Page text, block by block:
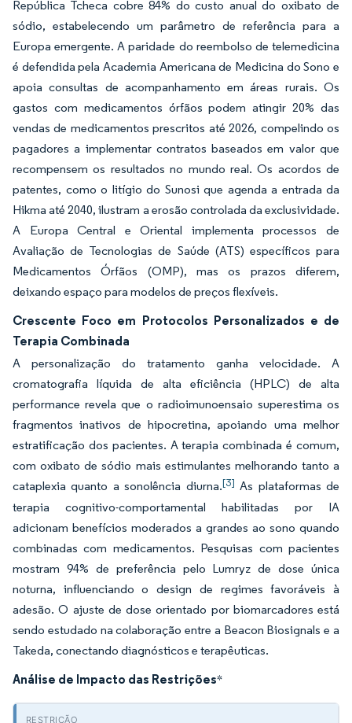
República Tcheca cobre 84% do custo anual do oxibato de
sódio, estabelecendo um parâmetro de referência para a
Europa emergente. A paridade do reembolso de telemedicina
é defendida pela Academia Americana de Medicina do Sono e
apoia consultas de acompanhamento em áreas rurais. Os
gastos com medicamentos órfãos podem atingir 20% das
vendas de medicamentos prescritos até 2026, compelindo os
pagadores a implementar contratos baseados em valor que
recompensem os resultados no mundo real. Os acordos de
patentes, como o litígio do Sunosi que agenda a entrada da
Hikma até 2040, ilustram a erosão controlada da exclusividade.
A Europa Central e Oriental implementa processos de
Avaliação de Tecnologias de Saúde (ATS) específicos para
Medicamentos Órfãos (OMP), mas os prazos diferem,
deixando espaço para modelos de preços flexíveis.
Crescente Foco em Protocolos Personalizados e de
Terapia Combinada
A personalização do tratamento ganha velocidade. A
cromatografia líquida de alta eficiência (HPLC) de alta
performance revela que o radioimunoensaio superestima os
fragmentos inativos de hipocretina, apoiando uma melhor
estratificação dos pacientes. A terapia combinada é comum,
com oxibato de sódio mais estimulantes melhorando tanto a
cataplexia quanto a sonolência diurna.[3] As plataformas de
terapia cognitivo-comportamental habilitadas por IA
adicionam benefícios moderados a grandes ao sono quando
combinadas com medicamentos. Pesquisas com pacientes
mostram 94% de preferência pelo Lumryz de dose única
noturna, influenciando o design de regimes favoráveis à
adesão. O ajuste de dose orientado por biomarcadores está
sendo estudado na colaboração entre a Beacon Biosignals e a
Takeda, conectando diagnósticos e terapêuticas.
Análise de Impacto das Restrições*